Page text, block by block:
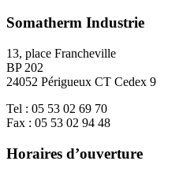
Somatherm Industrie
13, place Francheville
BP 202
24052 Périgueux CT Cedex 9
Tel : 05 53 02 69 70
Fax : 05 53 02 94 48
Horaires d’ouverture